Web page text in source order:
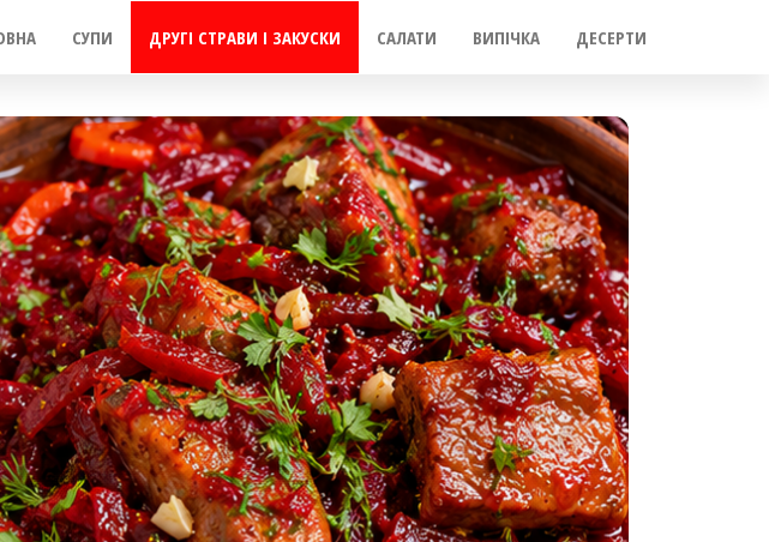
СУПИ ДРУГІ СТРАВИ І ЗАКУСКИ САЛАТИ ВИПІЧКА ДЕСЕРТИ